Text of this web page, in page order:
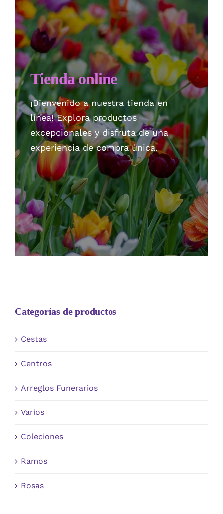
Checkout
Politica de privacidad
Tienda online
¡Bienvenido a nuestra tienda en
línea! Explora productos
excepcionales y disfruta de una
experiencia de compra única.
Categorías de productos
Cestas
Centros
Arreglos Funerarios
Varios
Coleciones
Ramos
Rosas